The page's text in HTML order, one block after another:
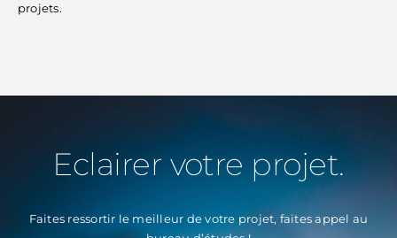
projets.
Eclairer votre projet.
Faites ressortir le meilleur de votre projet, faites appel au